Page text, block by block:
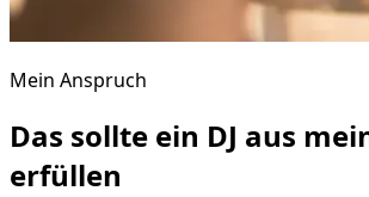
Mein Anspruch
Das sollte ein DJ aus
erfüllen